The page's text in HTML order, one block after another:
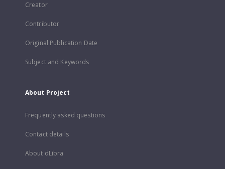
Creator
Contributor
Original Publication Date
Subject and Keywords
About Project
Frequently asked questions
Contact details
About dLibra